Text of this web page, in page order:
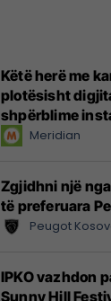
Këtë herë me
plotësisht
shpërblime
Meridian
Zgjidhni një
të preferuara
Peugot
IPKO vazhdon
Sunny Hill